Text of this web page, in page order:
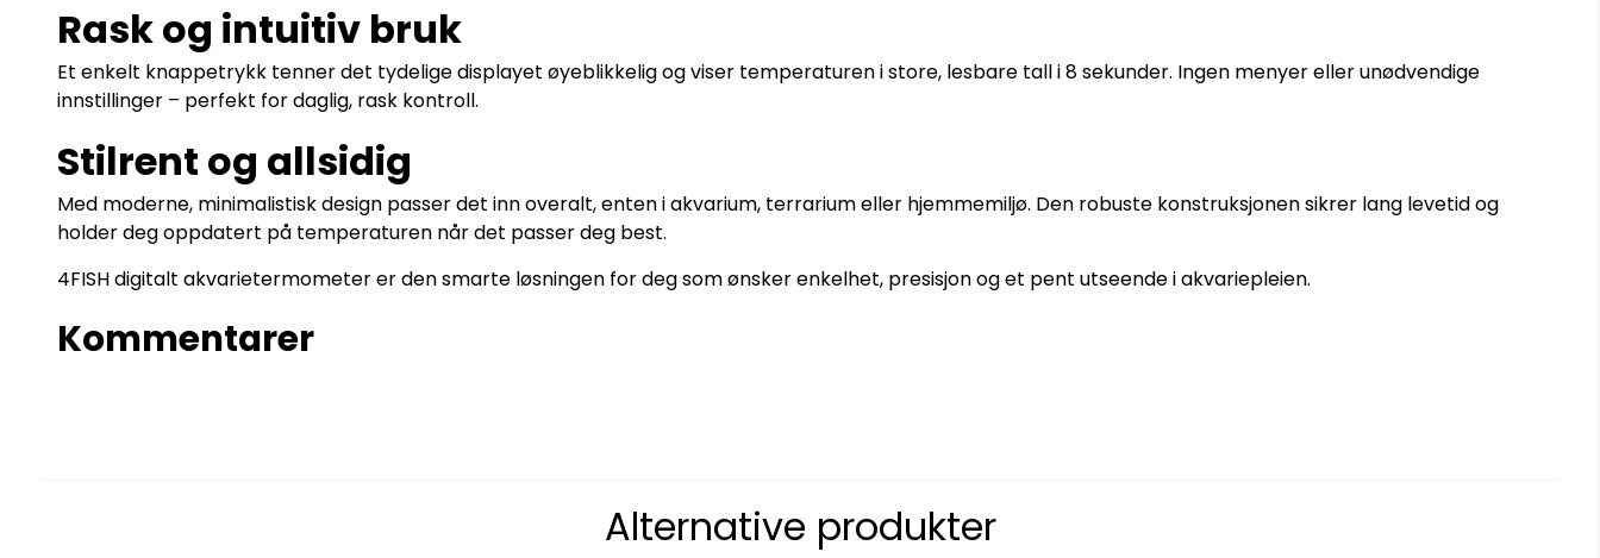
Rask og intuitiv bruk
Et enkelt knappetrykk tenner det tydelige displayet øyeblikkelig og viser temperaturen i store, lesbare tall i 8 sekunder. Ingen menyer eller unødvendige
innstillinger – perfekt for daglig, rask kontroll.
Stilrent og allsidig
Med moderne, minimalistisk design passer det inn overalt, enten i akvarium, terrarium eller hjemmemiljø. Den robuste konstruksjonen sikrer lang levetid og
holder deg oppdatert på temperaturen når det passer deg best.
4FISH digitalt akvarietermometer er den smarte løsningen for deg som ønsker enkelhet, presisjon og et pent utseende i akvariepleien.
Kommentarer
Alternative produkter